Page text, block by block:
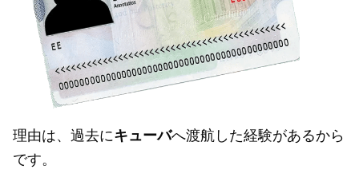
理由は、過去にキューバへ渡航した経験があるから
です。